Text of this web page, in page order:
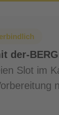
der-
Slot im